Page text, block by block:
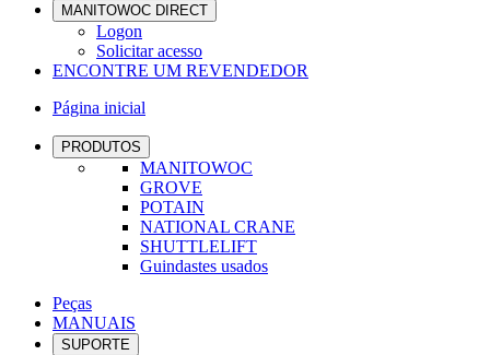
MANITOWOC DIRECT
Logon
Solicitar acesso
ENCONTRE UM REVENDEDOR
Página inicial
PRODUTOS
MANITOWOC
GROVE
POTAIN
NATIONAL CRANE
SHUTTLELIFT
Guindastes usados
Peças
MANUAIS
SUPORTE